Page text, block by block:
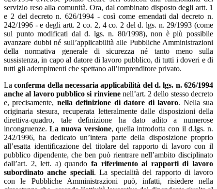
servizio reso alla comunità. Ora, dal combinato disposto degli artt. 1
e 2 del decreto n. 626/1994 - così come emendati dal decreto n.
242/1996 - e degli artt. 2 co. 2, 4 co. 2 del d. lgs. n. 29/1993 (come
sul punto modificati dal d. lgs. n. 80/1998), non è più possibile
avanzare dubbi né sull’applicabilità alle Pubbliche Amministrazioni
della normativa generale di sicurezza né tanto meno sulla
sussistenza, in capo al datore di lavoro pubblico, di tutti i doveri e di
tutti gli adempimenti che spettano all’imprenditore privato.
Laconferma della necessaria applicabilità del d. lgs. n. 626/1994
anche al lavoro pubblico si rinvienenell’art. 2 dello stesso decreto
e, precisamente, nella definizione di datore di lavoro. Nella sua
originaria stesura, recuperata letteralmente dalle disposizioni della
direttiva-quadro, tale definizione ha dato adito a numerose
incongruenze.La nuova versione, quella introdotta con il d.lgs. n.
242/1996, ha dedicato un’intera parte della disposizione proprio
all’esatta identificazione del titolare del rapporto di lavoro con il
pubblico dipendente, che ben può rientrare nell’ambito disciplinato
dall’art. 2, lett. a) quando fa riferimento ai rapporti di lavoro
subordinato anche speciali. La specialità del rapporto di lavoro
con le Pubbliche Amministrazioni può, infatti, risiedere nella